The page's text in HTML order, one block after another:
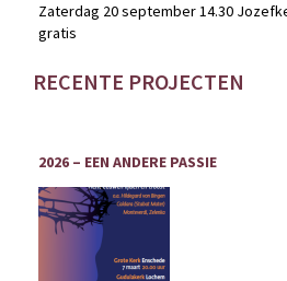
Zaterdag 20 september 14.30
gratis
RECENTE PROJECTEN
2026 – EEN ANDERE PASSIE